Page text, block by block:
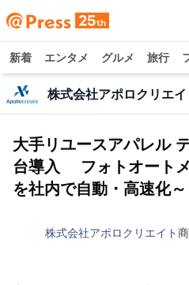
新着 エンタメ グルメ 旅行
株式会社アポロクリエイ
大手リユースアパレル
台導入 フォトオート
を社内で自動・高速化～
株式会社アポロクリエイト